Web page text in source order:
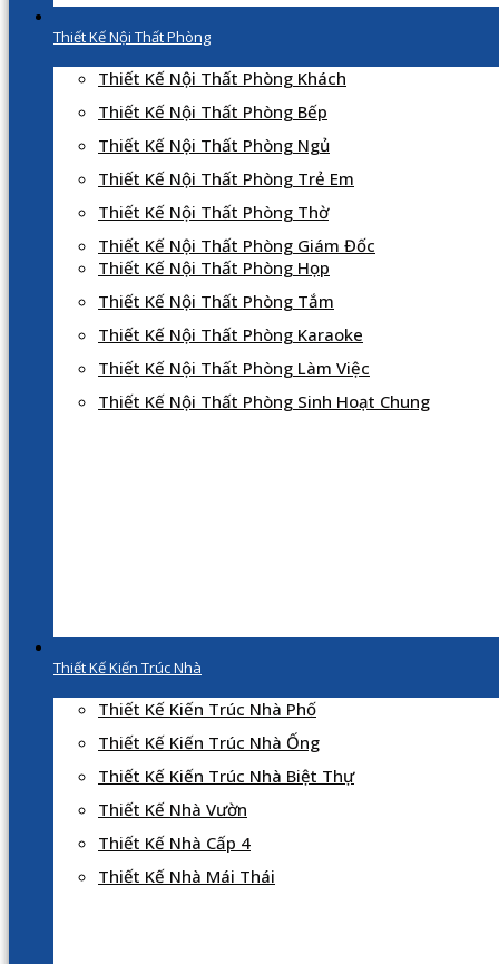
Thiết Kế Nội Thất Phòng
Thiết Kế Nội Thất Phòng Khách
Thiết Kế Nội Thất Phòng Bếp
Thiết Kế Nội Thất Phòng Ngủ
Thiết Kế Nội Thất Phòng Trẻ Em
Thiết Kế Nội Thất Phòng Thờ
Thiết Kế Nội Thất Phòng Giám Đốc
Thiết Kế Nội Thất Phòng Họp
Thiết Kế Nội Thất Phòng Tắm
Thiết Kế Nội Thất Phòng Karaoke
Thiết Kế Nội Thất Phòng Làm Việc
Thiết Kế Nội Thất Phòng Sinh Hoạt Chung
Thiết Kế Kiến Trúc Nhà
Thiết Kế Kiến Trúc Nhà Phố
Thiết Kế Kiến Trúc Nhà Ống
Thiết Kế Kiến Trúc Nhà Biệt Thự
Thiết Kế Nhà Vườn
Thiết Kế Nhà Cấp 4
Thiết Kế Nhà Mái Thái